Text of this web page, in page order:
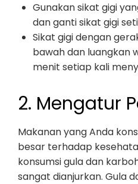
Gunakan sikat gigi
dan ganti sikat gigi
Sikat gigi dengan
bawah dan luangkan
menit setiap kali
2. Mengatur
Makanan yang Anda
besar terhadap
konsumsi gula dan
sangat dianjurkan. Gula